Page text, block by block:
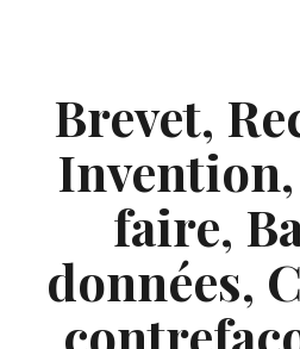
Brevet,
faire,
données,